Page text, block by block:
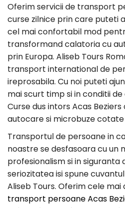
Oferim servicii de transport
curse zilnice prin care puteti
cel mai confortabil mod
transformand calatoria cu
prin Europa. Aliseb Tours
transport international de
ireprosabila. Cu noi puteti
mai scurt timp si in conditii
Curse dus intors Acas
autocare si microbuze cotate
Transportul de persoane in
noastre se desfasoara cu un
profesionalism si in siguranta
seriozitatea isi spune
Aliseb Tours. Oferim cele
transport persoane Acas